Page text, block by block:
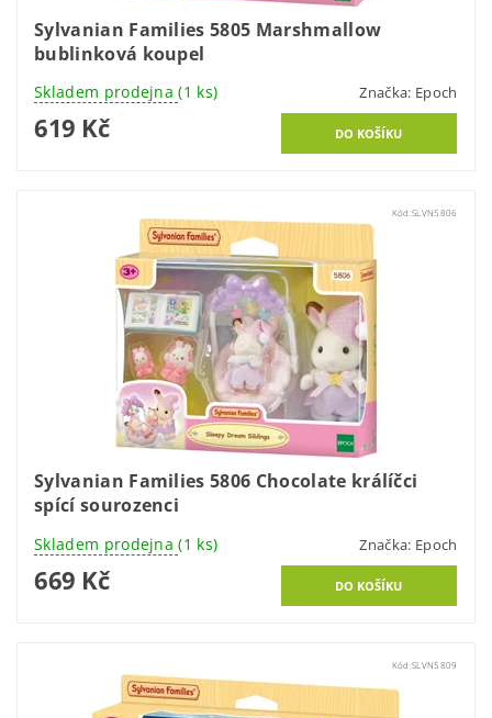
Sylvanian Families 5805 Marshmallow
bublinková koupel
Skladem prodejna(1 ks) Značka: Epoch
619 Kč
Kód:SLVN5806
Sylvanian Families 5806 Chocolate králíčci
spící sourozenci
Skladem prodejna(1 ks) Značka: Epoch
669 Kč
Kód: SLVN5809